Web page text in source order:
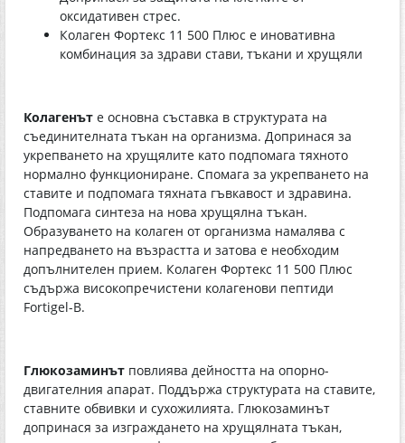
оксидативен стрес.
Колаген Фортекс 11 500 Плюс е иновативна
комбинация за здрави стави, тъкани и хрущяли
Колагенът е основна съставка в структурата на
съединителната тъкан на организма. Допринася за
укрепването на хрущялите като подпомага тяхното
нормално функциониране. Спомага за укрепването на
ставите и подпомага тяхната гъвкавост и здравина.
Подпомага синтеза на нова хрущялна тъкан.
Образуването на колаген от организма намалява с
напредването на възрастта и затова е необходим
допълнителен прием. Колаген Фортекс 11 500 Плюс
съдържа високопречистени колагенови пептиди
Fortigel-B.
Глюкозаминът повлиява дейността на опорно-
двигателния апарат. Поддържа структурата на ставите,
ставните обвивки и сухожилията. Глюкозаминът
допринася за изграждането на хрущялната тъкан,